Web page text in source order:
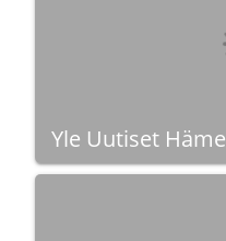
Yle Uutiset Häme